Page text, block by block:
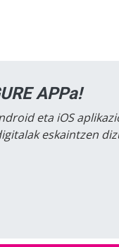
APPa!
eta iOS
eskaintzen